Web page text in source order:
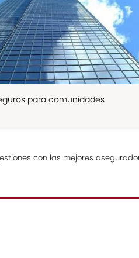
para comunidades
con las mejores